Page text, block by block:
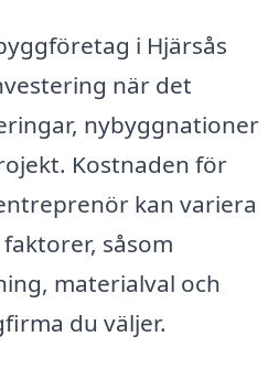
i Hjärsås
när det
nybyggnationer
Kostnaden för
kan variera
såsom
materialval och
du väljer.